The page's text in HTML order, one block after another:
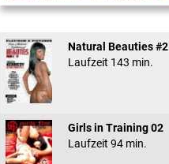
Internal Explosionen
Natural Beauties #2
Laufzeit 143 min.
Girls in Training 02
Laufzeit 94 min.